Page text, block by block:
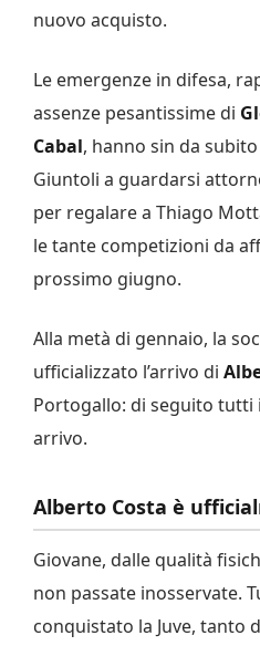
nuovo acquisto.
Le emergenze in difesa,
assenze pesantissime di
Cabal, hanno sin da
Giuntoli a guardarsi
per regalare a Thiago
le tante competizioni da
prossimo giugno.
Alla metà di gennaio, la
ufficializzato l’arrivo di
Portogallo: di seguito tutti
arrivo.
Alberto Costa è
Giovane, dalle qualità
non passate inosservate.
conquistato la Juve, tanto